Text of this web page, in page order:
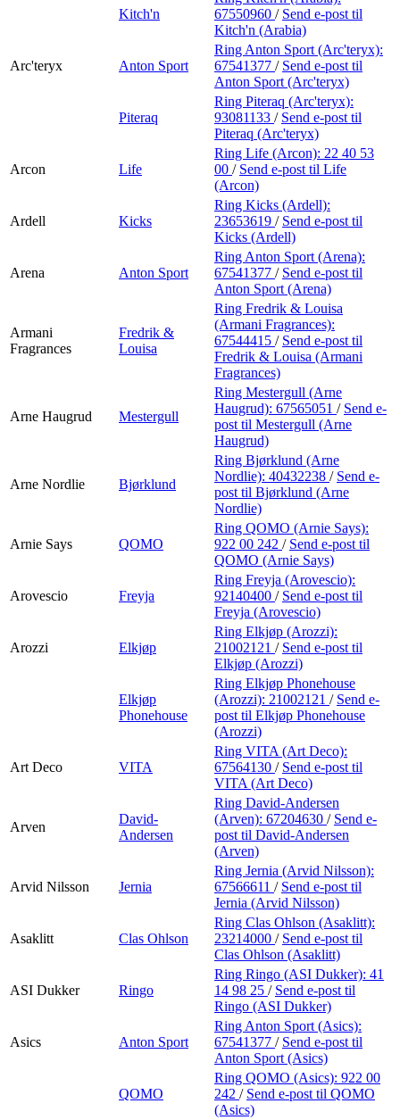
Kitch'n
67550960 / Send e-post til
Kitch'n (Arabia)
Arc'teryx Anton Sport
Ring Anton Sport (Arc'teryx):
67541377 / Send e-post til
Anton Sport (Arc'teryx)
Piteraq
Ring Piteraq (Arc'teryx):
93081133 / Send e-post til
Piteraq (Arc'teryx)
Arcon Life
Ring Life (Arcon): 22 40 53
00 / Send e-post til Life
(Arcon)
Ardell Kicks
Ring Kicks (Ardell):
23653619 / Send e-post til
Kicks (Ardell)
Arena Anton Sport
Ring Anton Sport (Arena):
67541377 / Send e-post til
Anton Sport (Arena)
Armani
Fragrances
Fredrik &
Louisa
Ring Fredrik & Louisa
(Armani Fragrances):
67544415 / Send e-post til
Fredrik & Louisa (Armani
Fragrances)
Arne Haugrud Mestergull
Ring Mestergull (Arne
Haugrud): 67565051 / Send e-
post til Mestergull (Arne
Haugrud)
Arne Nordlie Bjørklund
Ring Bjørklund (Arne
Nordlie): 40432238 / Send e-
post til Bjørklund (Arne
Nordlie)
Arnie Says QOMO
Ring QOMO (Arnie Says):
922 00 242 / Send e-post til
QOMO (Arnie Says)
Arovescio Freyja
Ring Freyja (Arovescio):
92140400 / Send e-post til
Freyja (Arovescio)
Arozzi Elkjøp
Ring Elkjøp (Arozzi):
21002121 / Send e-post til
Elkjøp (Arozzi)
Elkjøp
Phonehouse
Ring Elkjøp Phonehouse
(Arozzi): 21002121 / Send e-
post til Elkjøp Phonehouse
(Arozzi)
Art Deco VITA
Ring VITA (Art Deco):
67564130 / Send e-post til
VITA (Art Deco)
Arven
David-
Andersen
Ring David-Andersen
(Arven): 67204630 / Send e-
post til David-Andersen
(Arven)
Arvid Nilsson Jernia
Ring Jernia (Arvid Nilsson):
67566611 / Send e-post til
Jernia (Arvid Nilsson)
Asaklitt Clas Ohlson
Ring Clas Ohlson (Asaklitt):
23214000 / Send e-post til
Clas Ohlson (Asaklitt)
ASI Dukker Ringo
Ring Ringo (ASI Dukker): 41
14 98 25 / Send e-post til
Ringo (ASI Dukker)
Asics Anton Sport
Ring Anton Sport (Asics):
67541377 / Send e-post til
Anton Sport (Asics)
QOMO
Ring QOMO (Asics): 922 00
242 / Send e-post til QOMO
(Asics)